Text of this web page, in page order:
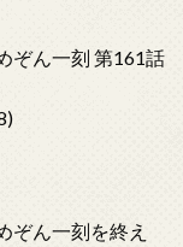
ぞん一刻 第161話
ぞん一刻を終え